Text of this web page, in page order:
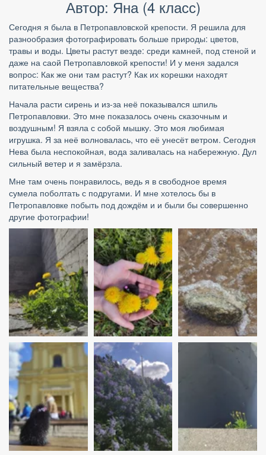
Автор: Яна (4 класс)
Сегодня я была в Петропавловской крепости. Я решила для
разнообразия фотографировать больше природы: цветов,
травы и воды. Цветы растут везде: среди камней, под стеной и
даже на саой Петропавловкой крепости! И у меня задался
вопрос: Как же они там растут? Как их корешки находят
питательные вещества?
Начала расти сирень и из-за неё показывался шпиль
Петропавловки. Это мне показалось очень сказочным и
воздушным! Я взяла с собой мышку. Это моя любимая
игрушка. Я за неё волновалась, что её унесёт ветром. Сегодня
Нева была неспокойная, вода заливалась на набережную. Дул
сильный ветер и я замёрзла.
Мне там очень понравилось, ведь я в свободное время
сумела поболтать с подругами. И мне хотелось бы в
Петропавловке побыть под дождём и и были бы совершенно
другие фотографии!